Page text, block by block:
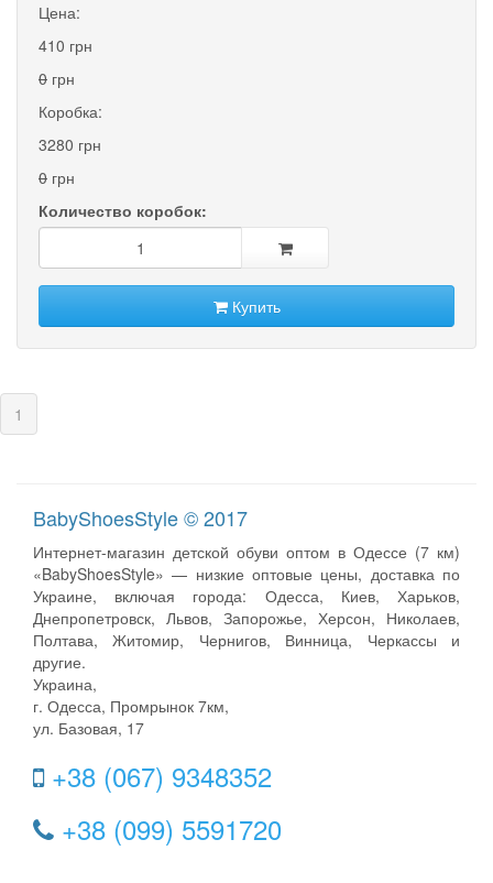
Цена:
410 грн
0 грн
Коробка:
3280 грн
0 грн
Количество коробок:
Купить
1
BabyShoesStyle © 2017
Интернет-магазин детской обуви оптом в Одессе (7 км)
«BabyShoesStyle» — низкие оптовые цены, доставка по
Украине, включая города: Одесса, Киев, Харьков,
Днепропетровск, Львов, Запорожье, Херсон, Николаев,
Полтава, Житомир, Чернигов, Винница, Черкассы и
другие.
Украина,
г. Одесса, Промрынок 7км,
ул. Базовая, 17
+38 (067) 9348352
+38 (099) 5591720